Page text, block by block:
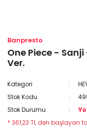
Banpresto
One Piece -
Ver.
Kategori
Stok Kodu
Stok Durumu
* 361,23 TL den başlayan